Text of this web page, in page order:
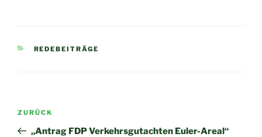
KATEGORIEN
REDEBEITRÄGE
Beitragsnavigation
Vorheriger
Beitrag
ZURÜCK
„Antrag FDP Verkehrsgutachten Euler-Areal“